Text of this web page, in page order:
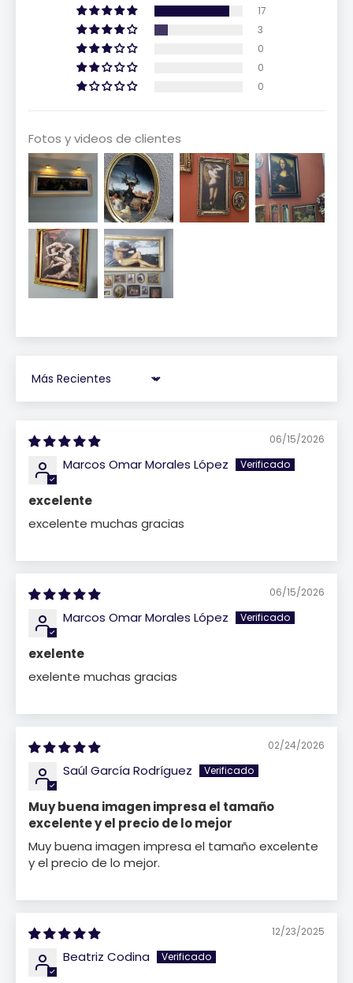
17
3
0
0
0
Fotos y videos de clientes
Sort by
06/15/2026
Marcos Omar Morales López
excelente
excelente muchas gracias
06/15/2026
Marcos Omar Morales López
exelente
exelente muchas gracias
02/24/2026
Saúl García Rodríguez
Muy buena imagen impresa el tamaño
excelente y el precio de lo mejor
Muy buena imagen impresa el tamaño excelente
y el precio de lo mejor.
12/23/2025
Beatriz Codina